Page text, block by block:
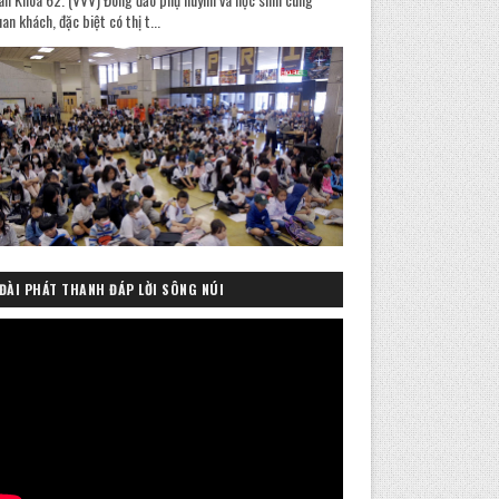
khách, đặc biệt có thị t...
PHÁT THANH ĐÁP LỜI SÔNG NÚI